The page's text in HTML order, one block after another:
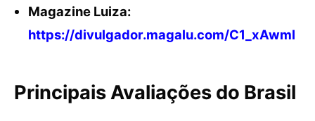
Magazine Luiza:
https://divulgador.magalu.com/C1_xAwml
Principais Avaliações do Brasil